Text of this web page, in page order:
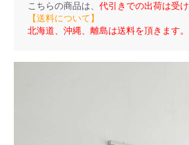
こちらの商品は、 代引きでの出荷は受
【送料について】
北海道、沖縄、離島は送料を頂きます。